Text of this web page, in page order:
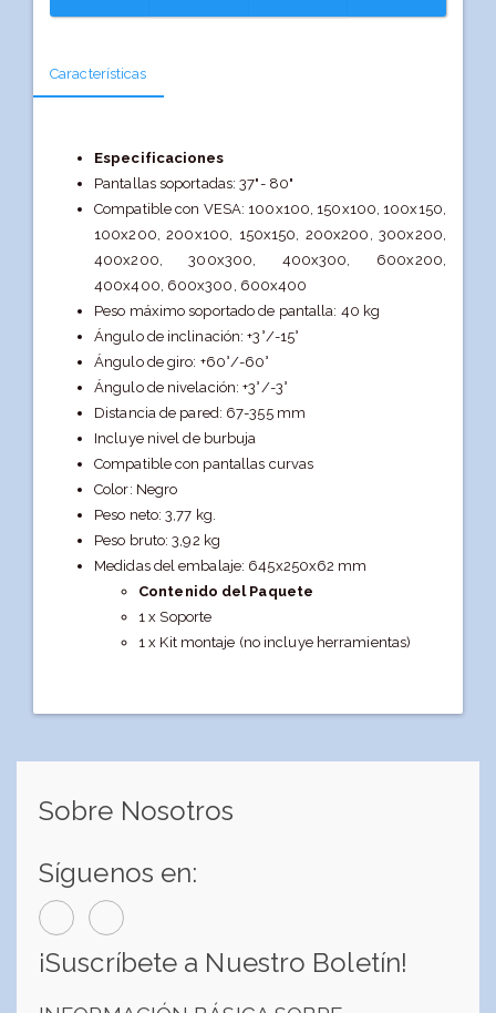
Características
Especificaciones
Pantallas soportadas: 37"- 80"
Compatible con VESA: 100x100, 150x100, 100x150,
100x200, 200x100, 150x150, 200x200, 300x200,
400x200, 300x300, 400x300, 600x200,
400x400, 600x300, 600x400
Peso máximo soportado de pantalla: 40 kg
Ángulo de inclinación: +3°/-15°
Ángulo de giro: +60°/-60°
Ángulo de nivelación: +3°/-3°
Distancia de pared: 67-355 mm
Incluye nivel de burbuja
Compatible con pantallas curvas
Color: Negro
Peso neto: 3,77 kg.
Peso bruto: 3,92 kg
Medidas del embalaje: 645x250x62 mm
Contenido del Paquete
1 x Soporte
1 x Kit montaje (no incluye herramientas)
Sobre Nosotros
Síguenos en:
¡Suscríbete a Nuestro Boletín!